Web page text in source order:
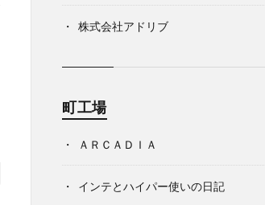
株式会社アドリブ
町工場
ＡＲＣＡＤＩＡ
インテとハイパー使いの日記